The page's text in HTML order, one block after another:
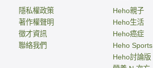
隱私權政策
著作權聲明
徵才資訊
聯絡我們
Heho親子
Heho生活
Heho癌症
Heho Sports
Heho討論版